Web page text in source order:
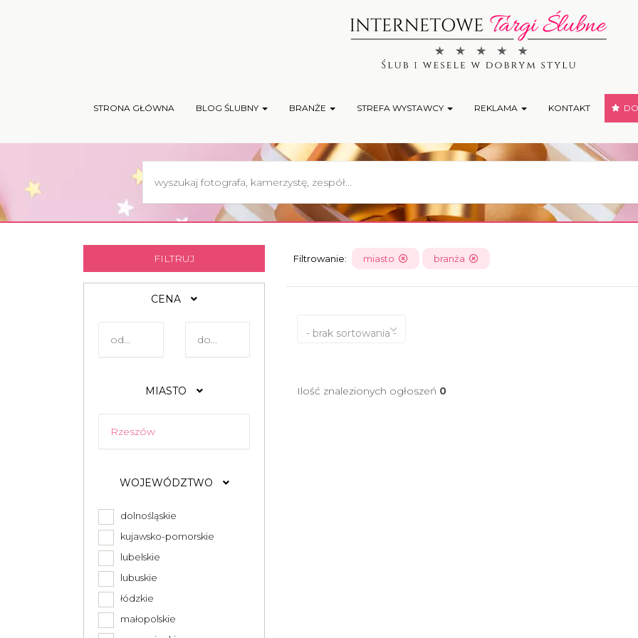
STRONA GŁÓWNA BLOG ŚLUBNY BRANŻE STREFA WYSTAWCY REKLAMA KONTAKT
FILTRUJ
CENA
MIASTO
WOJEWÓDZTWO
dolnośląskie
kujawsko-pomorskie
lubelskie
lubuskie
łódzkie
małopolskie
Filtrowanie: miasto branża
- brak sortowania -
Ilość znalezionych ogłoszeń 0